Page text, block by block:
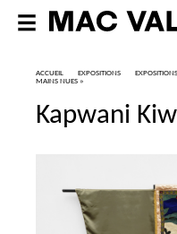
ACCUEIL EXPOSITIONS
MAINS NUES »
Kapwani